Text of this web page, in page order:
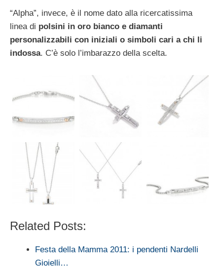
“Alpha”, invece, è il nome dato alla ricercatissima
linea di polsini in oro bianco e diamanti
personalizzabili con iniziali o simboli cari a chi li
indossa. C’è solo l’imbarazzo della scelta.
Related Posts:
Festa della Mamma 2011: i pendenti Nardelli
Gioielli…